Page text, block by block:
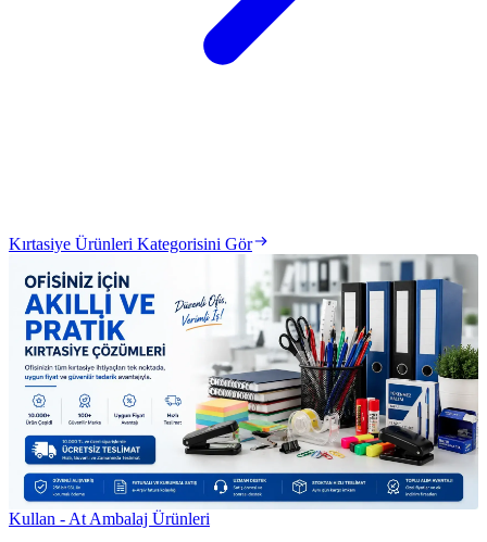
Kırtasiye Ürünleri Kategorisini Gör
Kullan - At Ambalaj Ürünleri